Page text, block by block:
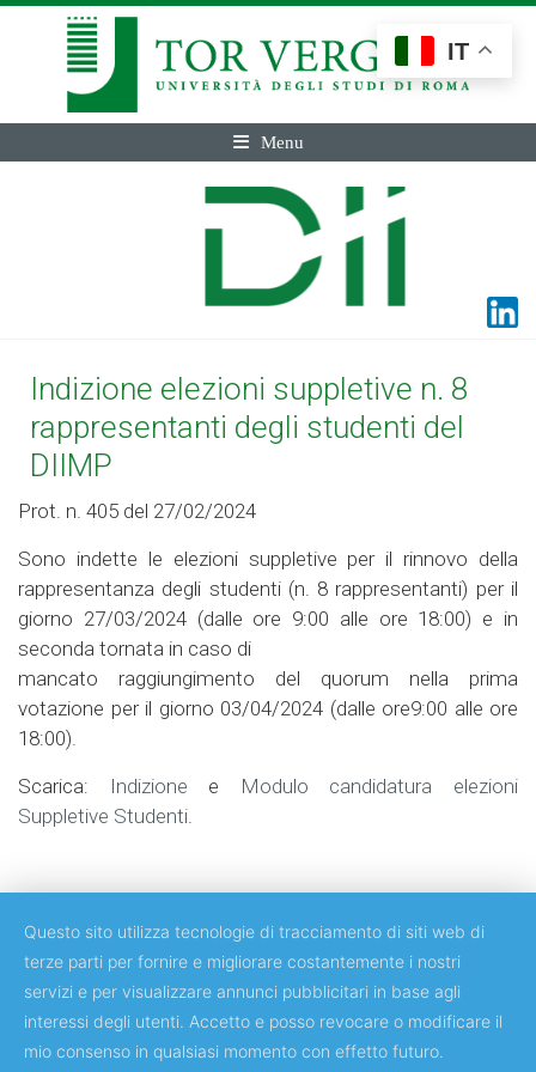
Menu
Indizione elezioni suppletive n. 8
rappresentanti degli studenti del
DIIMP
Prot. n. 405 del 27/02/2024
Sono indette le elezioni suppletive per il rinnovo della
rappresentanza degli studenti (n. 8 rappresentanti) per il
giorno 27/03/2024 (dalle ore 9:00 alle ore 18:00) e in
seconda tornata in caso di
mancato raggiungimento del quorum nella prima
votazione per il giorno 03/04/2024 (dalle ore9:00 alle ore
18:00).
Scarica:
Indizione e
Modulo candidatura elezioni
Suppletive Studenti.
Copyright © 2018 Università degli Studi di Roma Tor Vergata
IT
Questo sito utilizza tecnologie di tracciamento di siti web di
terze parti per fornire e migliorare costantemente i nostri
servizi e per visualizzare annunci pubblicitari in base agli
interessi degli utenti. Accetto e posso revocare o modificare il
mio consenso in qualsiasi momento con effetto futuro.